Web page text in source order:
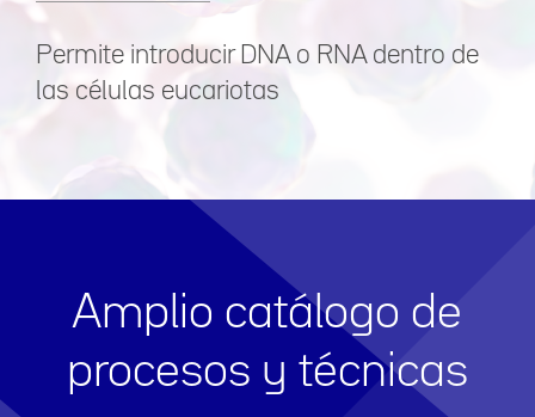
Permite introducir DNA o RNA dentro de
las células eucariotas
Amplio catálogo de
procesos y técnicas